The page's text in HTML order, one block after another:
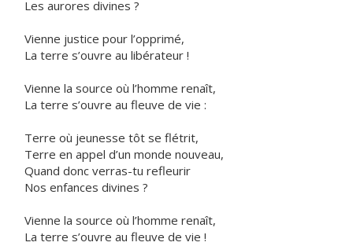
Les aurores divines ?
Vienne justice pour l’opprimé,
La terre s’ouvre au libérateur !
Vienne la source où l’homme renaît,
La terre s’ouvre au fleuve de vie :
Terre où jeunesse tôt se flétrit,
Terre en appel d’un monde nouveau,
Quand donc verras-tu refleurir
Nos enfances divines ?
Vienne la source où l’homme renaît,
La terre s’ouvre au fleuve de vie !